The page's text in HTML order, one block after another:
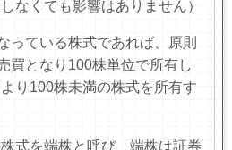
なくても影響はありません）
っている株式であれば、原則
買となり100株単位で所有し
り 100株未満の株式を所有す
式を端株と呼び、端株は証券